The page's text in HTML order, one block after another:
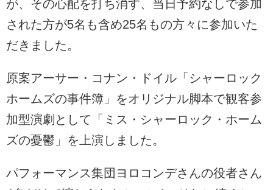
が、その心配を打ち消す、当日予約なしで参加
された方が5名も含め25名もの方々に参加いた
だきました。
原案アーサー・コナン・ドイル「シャーロック
ホームズの事件簿」をオリジナル脚本で観客参
加型演劇として「ミス・シャーロック・ホーム
ズの憂鬱」を上演しました。
パフォーマンス集団ヨロコンデさんの役者さん